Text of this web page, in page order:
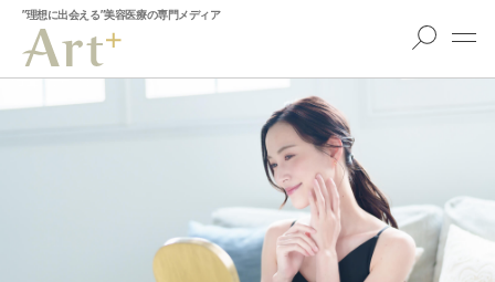
”理想に出会える”美容医療の専門メディア